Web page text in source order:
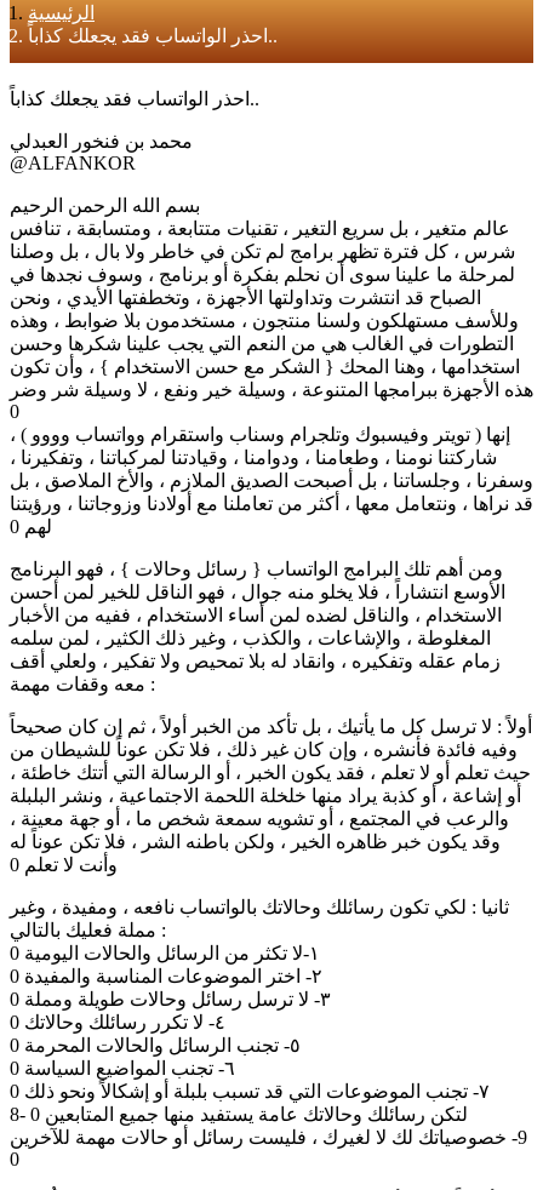
الرئيسية
احذر الواتساب فقد يجعلك كذاباً..
احذر الواتساب فقد يجعلك كذاباً..
محمد بن فنخور العبدلي
@ALFANKOR
بسم الله الرحمن الرحيم
عالم متغير ، بل سريع التغير ، تقنيات متتابعة ، ومتسابقة ، تنافس
شرس ، كل فترة تظهر برامج لم تكن في خاطر ولا بال ، بل وصلنا
لمرحلة ما علينا سوى أن نحلم بفكرة أو برنامج ، وسوف نجدها في
الصباح قد انتشرت وتداولتها الأجهزة ، وتخطفتها الأيدي ، ونحن
وللأسف مستهلكون ولسنا منتجون ، مستخدمون بلا ضوابط ، وهذه
التطورات في الغالب هي من النعم التي يجب علينا شكرها وحسن
استخدامها ، وهنا المحك { الشكر مع حسن الاستخدام } ، وأن تكون
هذه الأجهزة ببرامجها المتنوعة ، وسيلة خير ونفع ، لا وسيلة شر وضر
0
إنها ( تويتر وفيسبوك وتلجرام وسناب واستقرام وواتساب وووو ) ،
شاركتنا نومنا ، وطعامنا ، ودوامنا ، وقيادتنا لمركباتنا ، وتفكيرنا ،
وسفرنا ، وجلساتنا ، بل أصبحت الصديق الملازم ، والأخ الملاصق ، بل
قد نراها ، ونتعامل معها ، أكثر من تعاملنا مع أولادنا وزوجاتنا ، ورؤيتنا
لهم 0
ومن أهم تلك البرامج الواتساب { رسائل وحالات } ، فهو البرنامج
الأوسع انتشاراً ، فلا يخلو منه جوال ، فهو الناقل للخير لمن أحسن
الاستخدام ، والناقل لضده لمن أساء الاستخدام ، ففيه من الأخبار
المغلوطة ، والإشاعات ، والكذب ، وغير ذلك الكثير ، لمن سلمه
زمام عقله وتفكيره ، وانقاد له بلا تمحيص ولا تفكير ، ولعلي أقف
معه وقفات مهمة :
أولاً : لا ترسل كل ما يأتيك ، بل تأكد من الخبر أولاً ، ثم إن كان صحيحاً
وفيه فائدة فأنشره ، وإن كان غير ذلك ، فلا تكن عوناً للشيطان من
حيث تعلم أو لا تعلم ، فقد يكون الخبر ، أو الرسالة التي أتتك خاطئة ،
أو إشاعة ، أو كذبة يراد منها خلخلة اللحمة الاجتماعية ، ونشر البلبلة
والرعب في المجتمع ، أو تشويه سمعة شخص ما ، أو جهة معينة ،
وقد يكون خبر ظاهره الخير ، ولكن باطنه الشر ، فلا تكن عوناً له
وأنت لا تعلم 0
‏ثانيا : لكي تكون رسائلك وحالاتك بالواتساب نافعه ، ومفيدة ، وغير
مملة فعليك بالتالي :
8- لتكن رسائلك وحالاتك عامة يستفيد منها جميع المتابعين 0
‏9- خصوصياتك لك لا لغيرك ، فليست رسائل أو حالات مهمة للآخرين
0